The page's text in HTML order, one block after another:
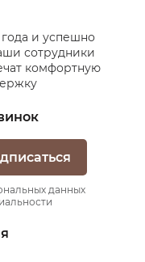
и успешно
сотрудники
комфортную
данных